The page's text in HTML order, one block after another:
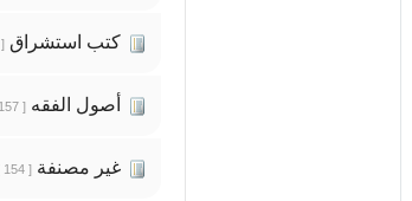
كتب استشراق [ 158 ]
أصول الفقه [ 157 ]
غير مصنفة [ 154 ]